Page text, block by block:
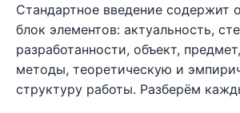
Стандартное введение содержит
блок элементов: актуальность,
разработанности, объект,
методы, теоретическую и
структуру работы. Разберём